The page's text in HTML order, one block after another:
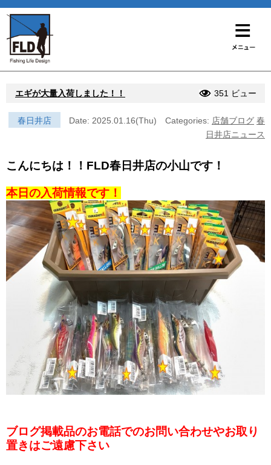
エギが大量入荷しました！！ 351 ビュー
春日井店 Date: 2025.01.16(Thu) Categories: 店舗ブログ 春
日井店ニュース
こんにちは！！FLD春日井店の小山です！
本日の入荷情報です！
ブログ掲載品のお電話でのお問い合わせやお取り
置きはご遠慮下さい